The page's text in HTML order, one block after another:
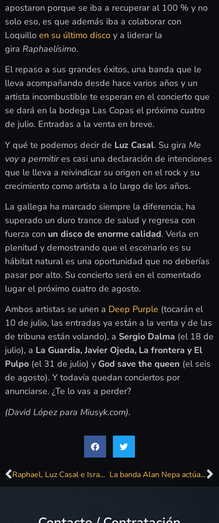
apostaron porque se iba a recuperar al 100 % y no
solo eso, es que además iba a colaborar con
Loquillo en su último disco y a liderar la
gira Raphaelísimo.
El repaso a sus grandes éxitos, una banda que le
lleva acompañando desde hace varios años y un
artista incombustible te esperan en el concierto que
se dará en la bodega Las Copas el próximo cuatro
de julio. Entradas a la venta en breve.
Y qué te podemos decir de Luz Casal. Su gira Me
voy a permitires casi una declaración de intenciones
que le lleva a reivindicar su origen en el rock y su
crecimiento como artista a lo largo de los años.
La gallega ha marcado siempre la diferencia, ha
superado un duro trance de salud y regresa con
fuerza con un disco de enorme calidad. Verla en
plenitud y demostrando que el escenario es su
hábitat natural es una oportunidad que no deberías
pasar por alto. Su concierto será en el comentado
lugar el próximo cuatro de agosto.
Ambos artistas se unen a Deep Purple (tocarán el
10 de julio, las entradas ya están a la venta y de las
de tribuna están volando), a Sergio Dalma (el 18 de
julio), a La Guardia, Javier Ojeda, La frontera y El
Pulpo (el 31 de julio) y God save the queen (el seis
de agosto). Y todavía quedan conciertos por
anunciarse. ¿Te lo vas a perder?
(David López para Miusyk.com).
Raphael, Luz Casal e Israel Fernández ofrecerán conciertos en Jerez en 2026 La banda Alan Nepa actúa por primera vez en Galicia: «Hacemos un rock muy bailable, quienes vayan al concierto de Lugo podrán comprobarlo»